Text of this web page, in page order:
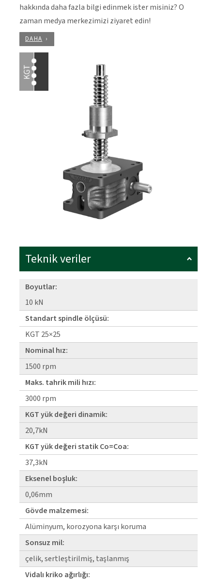
hakkında daha fazla bilgi edinmek ister misiniz? O
zaman medya merkezimizi ziyaret edin!
DAHA
Teknik veriler
Boyutlar:
10 kN
Standart spindle ölçüsü:
KGT 25×25
Nominal hız:
1500 rpm
Maks. tahrik mili hızı:
3000 rpm
KGT yük değeri dinamik:
20,7kN
KGT yük değeri statik Co=Coa:
37,3kN
Eksenel boşluk:
0,06mm
Gövde malzemesi:
Alüminyum, korozyona karşı koruma
Sonsuz mil:
çelik, sertleştirilmiş, taşlanmış
Vidalı kriko ağırlığı: